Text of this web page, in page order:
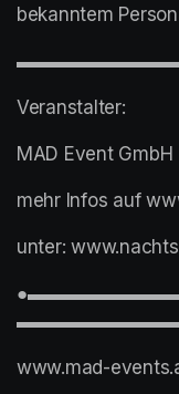
bekanntem
Veranstalter:
MAD Event GmbH
mehr Infos auf
unter:
●▬▬▬▬▬▬▬▬▬ S
www.mad-